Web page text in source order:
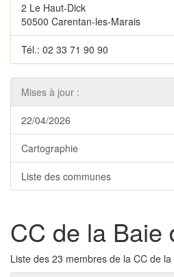
2 Le Haut-Dick
50500 Carentan-les-Marais
Tél.: 02 33 71 90 90
Mises à jour :
22/04/2026
Cartographie
Liste des communes
CC de la Baie
Liste des 23 membres de la CC de